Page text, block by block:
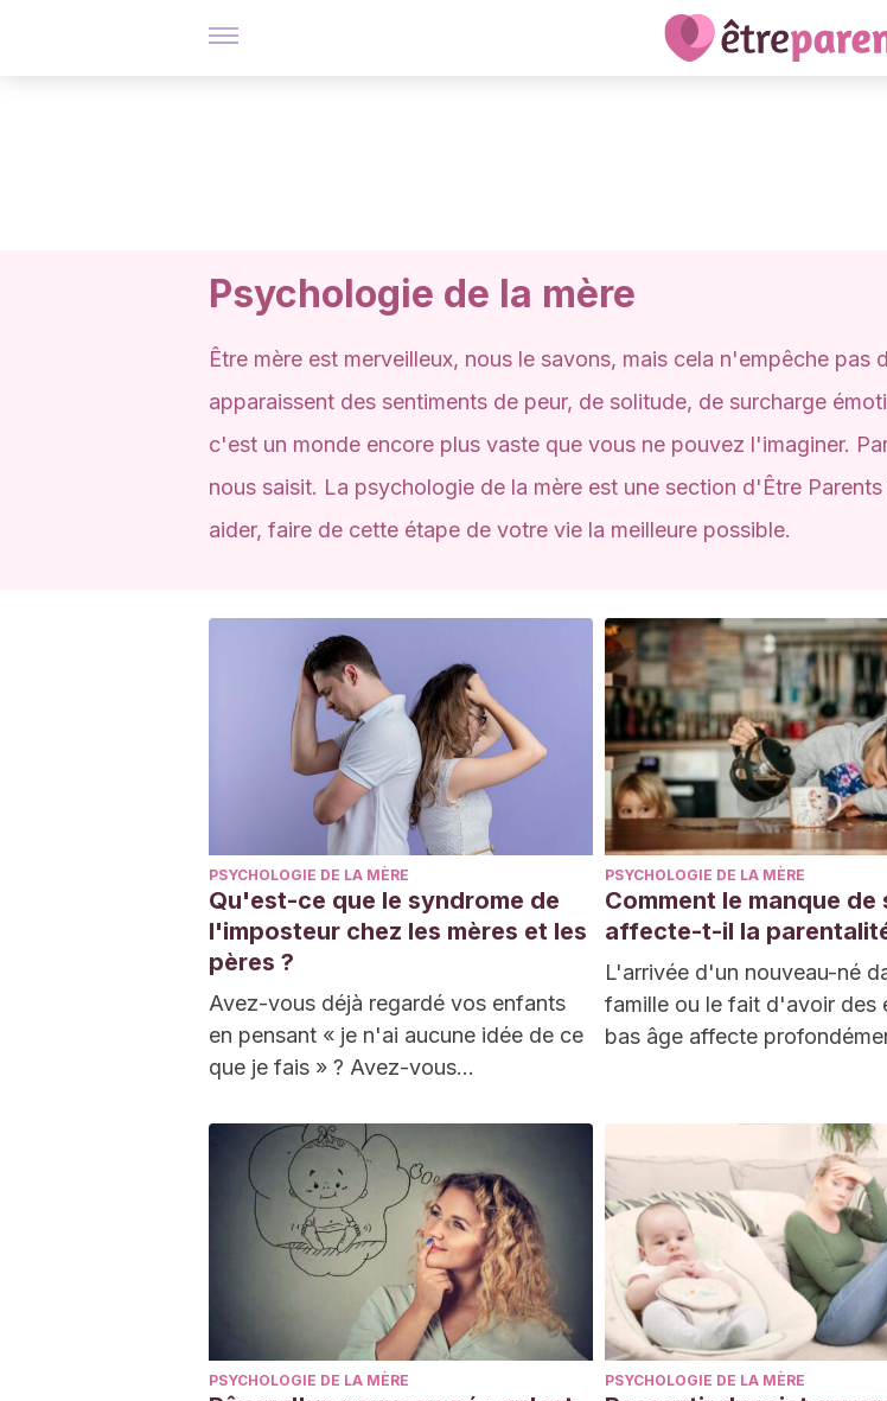
Psychologie de la mère
Être mère est merveilleux, nous le savons, mais cela n'empêche pas
apparaissent des sentiments de peur, de solitude, de surcharge
c'est un monde encore plus vaste que vous ne pouvez l'imaginer.
nous saisit. La psychologie de la mère est une section d'Être
aider, faire de cette étape de votre vie la meilleure possible.
PSYCHOLOGIE DE LA MÈRE
Qu'est-ce que le syndrome de
l'imposteur chez les mères et les
pères ?
Avez-vous déjà regardé vos enfants
en pensant « je n'ai aucune idée de ce
que je fais » ? Avez-vous…
PSYCHOLOGIE DE LA MÈRE
Comment le manque de
affecte-t-il la
L'arrivée d'un nouveau-né
famille ou le fait d'avoir des
bas âge affecte
PSYCHOLOGIE DE LA MÈRE PSYCHOLOGIE DE LA MÈRE